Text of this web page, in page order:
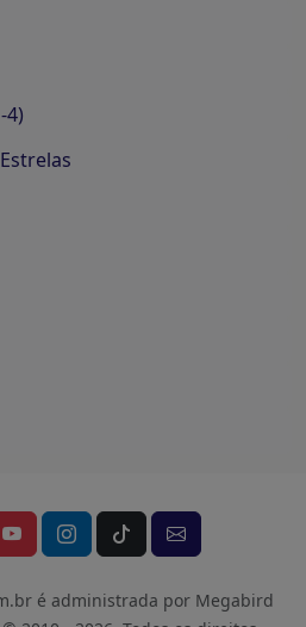
4)
é administrada por Megabird